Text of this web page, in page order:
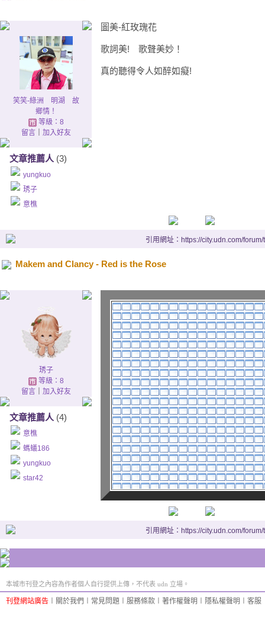
越過山嶺來到我的身旁
You choose the rose, love,
你來挑選玫瑰，我來立下誓
月光照在他的金色捲髮上
他發誓他會是我永遠的愛
Red is the rose in yonder
長在遠方花園裡的紅玫瑰開
And fair is the lily of the
而且山谷裡的鈴蘭是那麼的
And clear is the water that
從Boyne山流下的河水是多
But my love is fairer than
然而我的愛才是最美好的
Twas not for the parting
不是因為姊姊Kate要離開我
Twas not for the grief of my
也不是因為傷心母親的事
It's all for the loss of my
這全是因為失去了我的英俊
現在我的心就永遠破碎了
笑笑-綠洲 明湖 故
鄉情！
等級：8
留言｜ 加入好友
文章推薦人 (3)
yungkuo
琇子
意樵
圖美-紅玫瑰花
歌詞美! 歌聲美妙！
真的聽得令人如醉如癡!
引用網址：https://city.udn.com/
Makem and Clancy - Red is the Rose
琇子
等級：8
留言｜ 加入好友
文章推薦人 (4)
意樵
螞蟻186
yungkuo
star42
引用網址：https://city.udn.com/
本城市刊登之內容為作者個人自行提供上傳，不代表 udn 立場。
刊登網站廣告 關於我們 常見問題 服務條款 著作權聲明 隱私權聲明 客服